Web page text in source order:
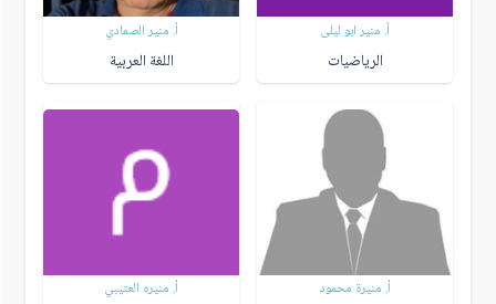
أ. منير ابو ليلى
الرياضيات
أ. منير الصمادي
اللغة العربية
أ. منيرة محمود أ. منيره العتيبي